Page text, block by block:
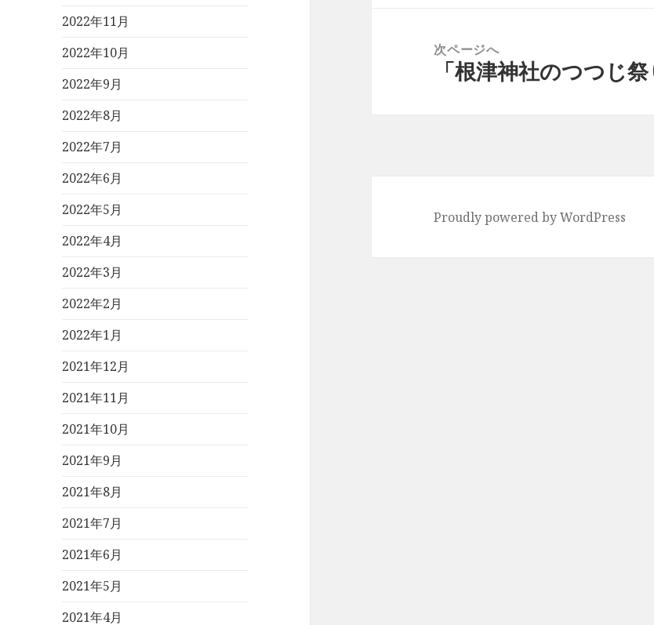
2022年11月
2022年10月
2022年9月
2022年8月
2022年7月
2022年6月
2022年5月
2022年4月
2022年3月
2022年2月
2022年1月
2021年12月
2021年11月
2021年10月
2021年9月
2021年8月
2021年7月
2021年6月
2021年5月
2021年4月
次ページへ
次「根津神社のつつじ祭
Proudly powered by WordPress